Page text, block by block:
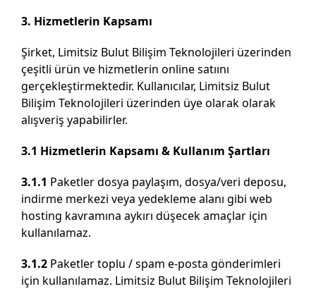
3. Hizmetlerin Kapsamı
Şirket, Limitsiz Bulut Bilişim Teknolojileri üzerinden
çeşitli ürün ve hizmetlerin online satıını
gerçekleştirmektedir. Kullanıcılar, Limitsiz Bulut
Bilişim Teknolojileri üzerinden üye olarak olarak
alışveriş yapabilirler.
3.1 Hizmetlerin Kapsamı & Kullanım Şartları
3.1.1 Paketler dosya paylaşım, dosya/veri deposu,
indirme merkezi veya yedekleme alanı gibi web
hosting kavramına aykırı düşecek amaçlar için
kullanılamaz.
3.1.2 Paketler toplu / spam e-posta gönderimleri
için kullanılamaz. Limitsiz Bulut Bilişim Teknolojileri